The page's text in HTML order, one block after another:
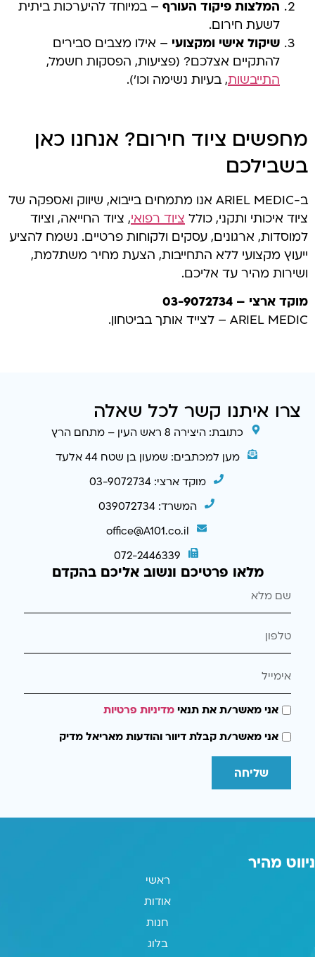
המלצות פיקוד העורף – במיוחד להיערכות ביתית
לשעת חירום.
שיקול אישי ומקצועי – אילו מצבים סבירים
להתקיים אצלכם? (פציעות, הפסקות חשמל,
התייבשות, בעיות נשימה וכו’).
מחפשים ציוד חירום? אנחנו כאן
בשבילכם
ב-ARIEL MEDIC אנו מתמחים בייבוא, שיווק ואספקה של
ציוד איכותי ותקני, כולל ציוד רפואי, ציוד החייאה, וציוד
למוסדות, ארגונים, עסקים ולקוחות פרטיים. נשמח להציע
ייעוץ מקצועי ללא התחייבות, הצעת מחיר משתלמת,
ושירות מהיר עד אליכם.
מוקד ארצי – 03-9072734
ARIEL MEDIC – לצייד אותך בביטחון.
צרו איתנו קשר לכל שאלה
כתובת: היצירה 8 ראש העין – מתחם הרץ
מען למכתבים: שמעון בן שטח 44 אלעד
מוקד ארצי: 03-9072734
המשרד: 039072734
office@A101.co.il
072-2446339
מלאו פרטיכם ונשוב אליכם בהקדם
אני מאשר/ת את תנאימדיניות פרטיות
אני מאשר/ת קבלת דיוור והודעות מאריאל מדיק
שליחה
ניווט מהיר
ראשי
אודות
חנות
בלוג